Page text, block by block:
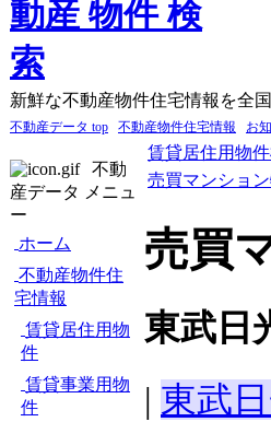
新鮮な不動産物件住宅情報を全
不動産データ top 不動産物件住宅情報 お
不動
産データ メニュ
ー
ホーム
不動産物件住
宅情報
賃貸居住用物
件
賃貸事業用物
件
賃貸居住用物
売買マンショ
売買
東武日
| 東武